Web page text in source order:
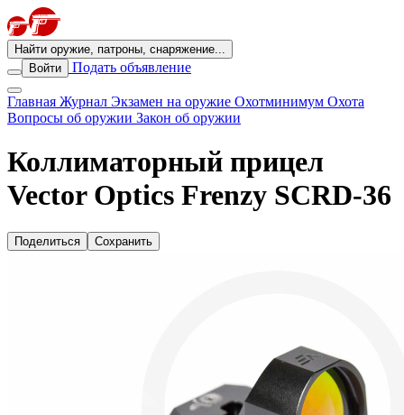
Найти оружие, патроны, снаряжение...
Войти
Подать объявление
Главная Журнал Экзамен на оружие Охотминимум Охота
Вопросы об оружии Закон об оружии
Коллиматорный прицел
Vector Optics Frenzy SCRD-36
Поделиться Сохранить